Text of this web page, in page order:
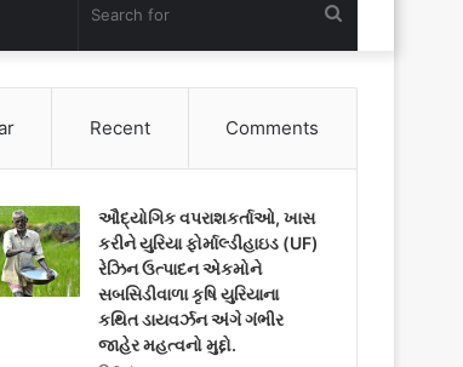
for
Recent Comments
ઔદ્યોગિક વપરાશકર્તાઓ, ખાસ
કરીને યુરિયા ફોર્માલ્ડીહાઇડ (UF)
રેઝિન ઉત્પાદન એકમોને
સબસિડીવાળા કૃષિ યુરિયાના
કથિત ડાયવર્ઝન અંગે ગંભીર
જાહેર મહત્વનો મુદ્દો.